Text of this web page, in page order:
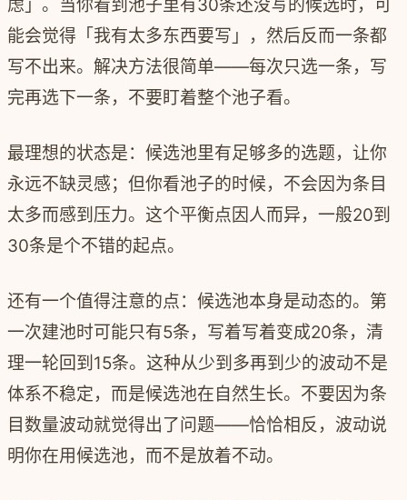
虑」。当你看到池子里有30条还没写的候选时，可
能会觉得「我有太多东西要写」，然后反而一条都
写不出来。解决方法很简单——每次只选一条，写
完再选下一条，不要盯着整个池子看。
最理想的状态是：候选池里有足够多的选题，让你
永远不缺灵感；但你看池子的时候，不会因为条目
太多而感到压力。这个平衡点因人而异，一般20到
30条是个不错的起点。
还有一个值得注意的点：候选池本身是动态的。第
一次建池时可能只有5条，写着写着变成20条，清
理一轮回到15条。这种从少到多再到少的波动不是
体系不稳定，而是候选池在自然生长。不要因为条
目数量波动就觉得出了问题——恰恰相反，波动说
明你在用候选池，而不是放着不动。